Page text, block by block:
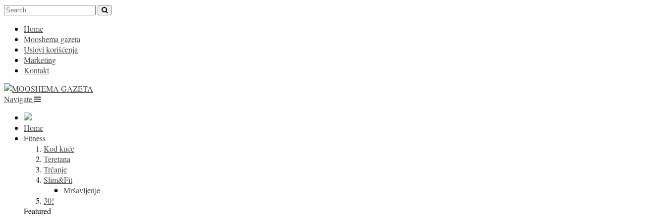
Home
Mooshema gazeta
Uslovi korišćenja
Marketing
Kontakt
Navigate
Home
Fitness
Kod kuće
Teretana
Trčanje
Slim&Fit
Mršavljenje
30!
Featured